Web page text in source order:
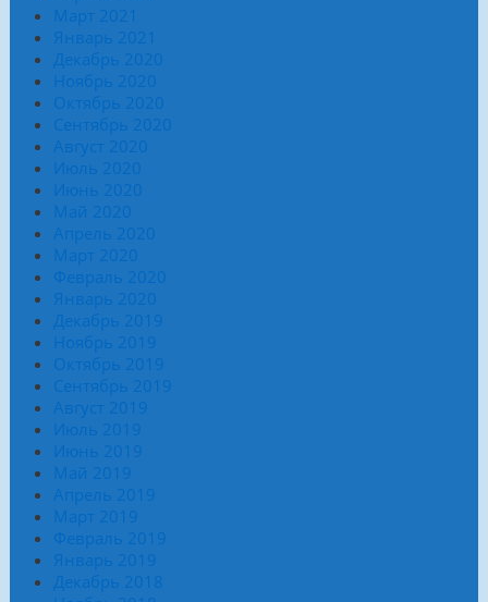
Март 2021
Январь 2021
Декабрь 2020
Ноябрь 2020
Октябрь 2020
Сентябрь 2020
Август 2020
Июль 2020
Июнь 2020
Май 2020
Апрель 2020
Март 2020
Февраль 2020
Январь 2020
Декабрь 2019
Ноябрь 2019
Октябрь 2019
Сентябрь 2019
Август 2019
Июль 2019
Июнь 2019
Май 2019
Апрель 2019
Март 2019
Февраль 2019
Январь 2019
Декабрь 2018